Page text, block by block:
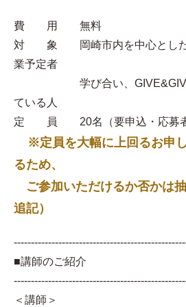
費 用 無料
対 象 岡崎市内を中心とした
業予定者
学び合い、GIVE&GIVEの
ている人
定 員 20名（要申込・応募者
※定員を大幅に上回るお申
るため、
ご参加いただけるか否かは
追記）
■講師のご紹介
＜講師＞